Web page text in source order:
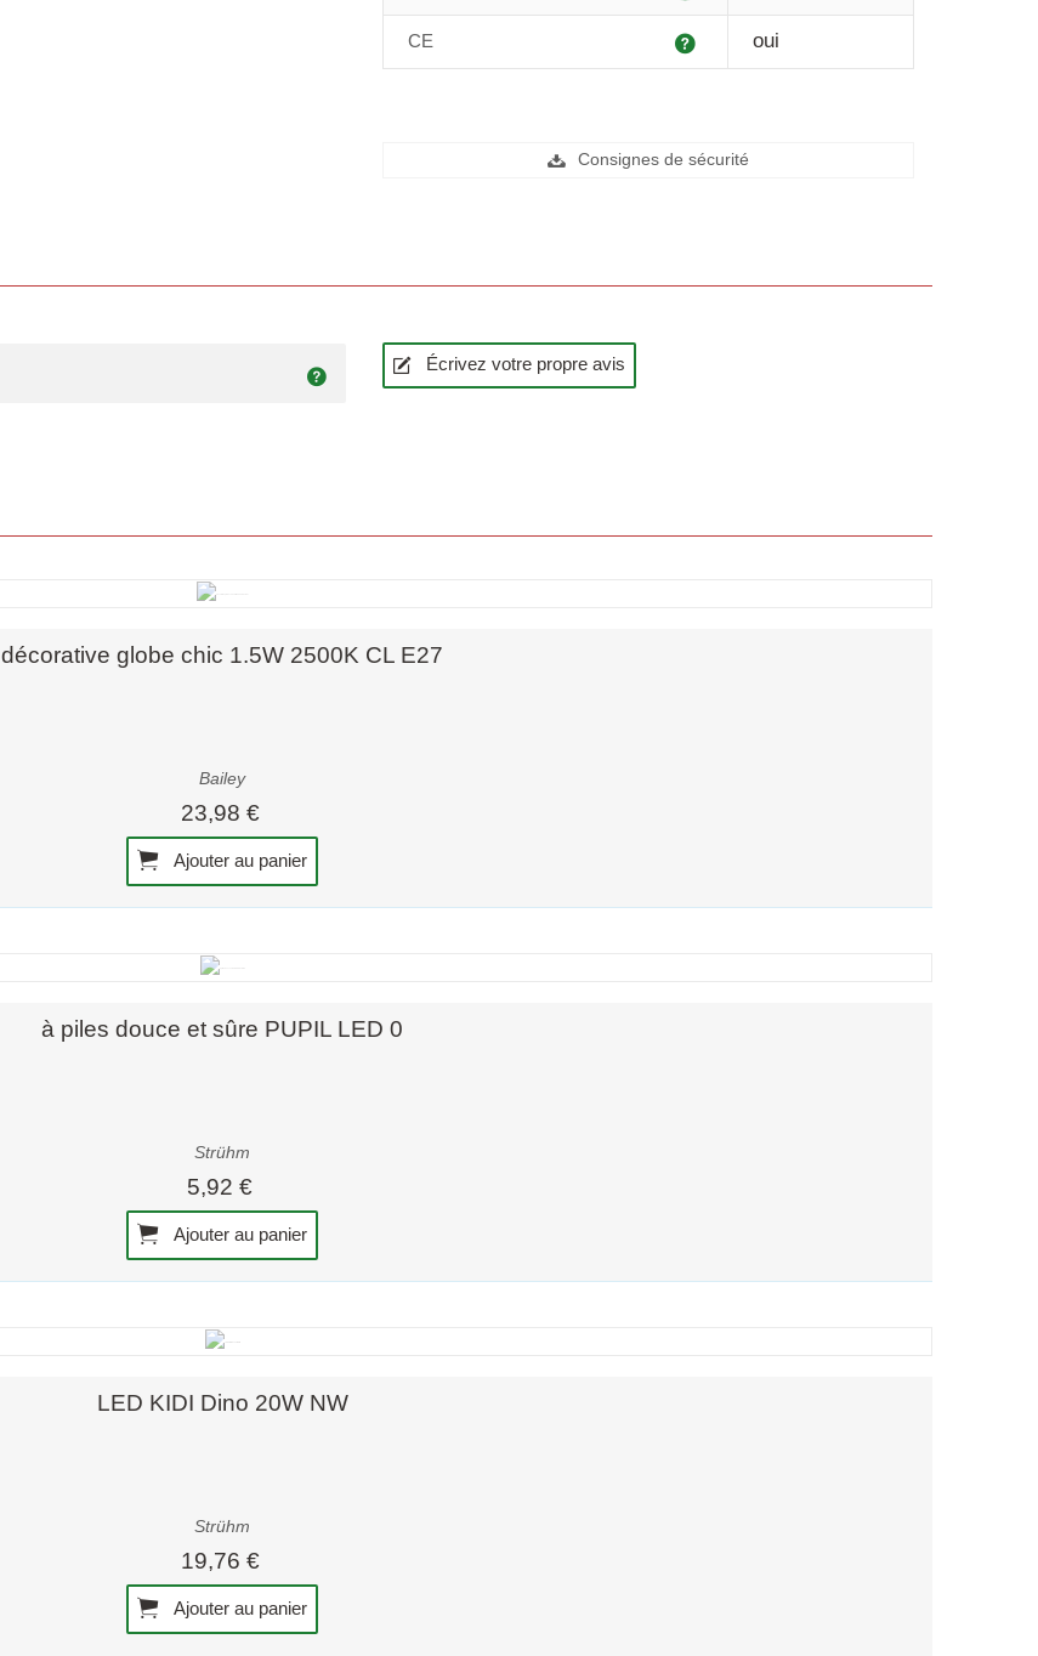
Explication
CE oui
Consignes de sécurité
Écrivez votre propre avis
décorative globe chic 1.5W 2500K CL E27
Bailey
23,98 €
Ajouter au panier
à piles douce et sûre PUPIL LED 0
Strühm
5,92 €
Ajouter au panier
LED KIDI Dino 20W NW
Strühm
19,76 €
Ajouter au panier